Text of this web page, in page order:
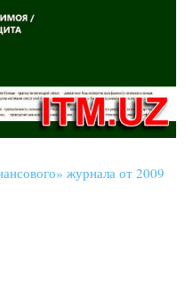
журнала от 2009